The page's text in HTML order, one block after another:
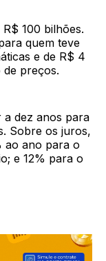
100 bilhões.
quem teve
e de R$ 4
preços.
a dez anos para
Sobre os juros,
ao ano para o
e 12% para o